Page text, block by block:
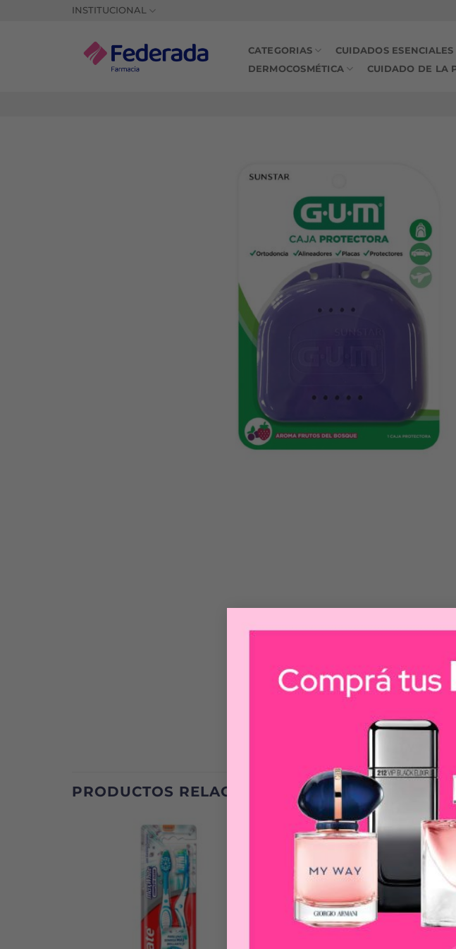
INSTITUCIONAL
CATEGORIAS CUIDADOS ESENCIALES
DERMOCOSMÉTICA CUIDADO DE LA
PRODUCTOS RELACIONADOS